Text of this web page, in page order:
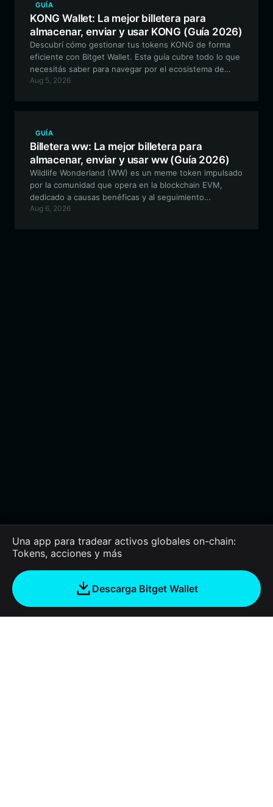
GUÍA
KONG Wallet: La mejor billetera para
almacenar, enviar y usar KONG (Guía 2026)
Descubrí cómo gestionar tus tokens KONG de forma
eficiente con Bitget Wallet. Esta guía cubre todo lo que
necesitás saber para navegar por el ecosistema de
Solana, proteger tus activos meme y participar en
Aug 5, 2026
GUÍA
Billetera ww: La mejor billetera para
almacenar, enviar y usar ww (Guía 2026)
Wildlife Wonderland (WW) es un meme token impulsado
por la comunidad que opera en la blockchain EVM,
dedicado a causas benéficas y al seguimiento
transparente de fondos. Esta guía explora cómo
Aug 6, 2026
Una app para tradear activos globales on-chain:
Tokens, acciones y más
Descarga Bitget Wallet